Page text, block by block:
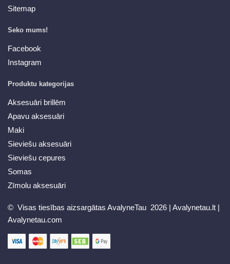
Sitemap
Seko mums!
Facebook
Instagram
Produktu kategorijas
Aksesuāri brillēm
Apavu aksesuāri
Maki
Sieviešu aksesuāri
Sieviešu cepures
Somas
Zīmolu aksesuāri
© Visas tiesības aizsargātas AvalyneTau 2026 | Avalynetau.lt |
Avalynetau.com